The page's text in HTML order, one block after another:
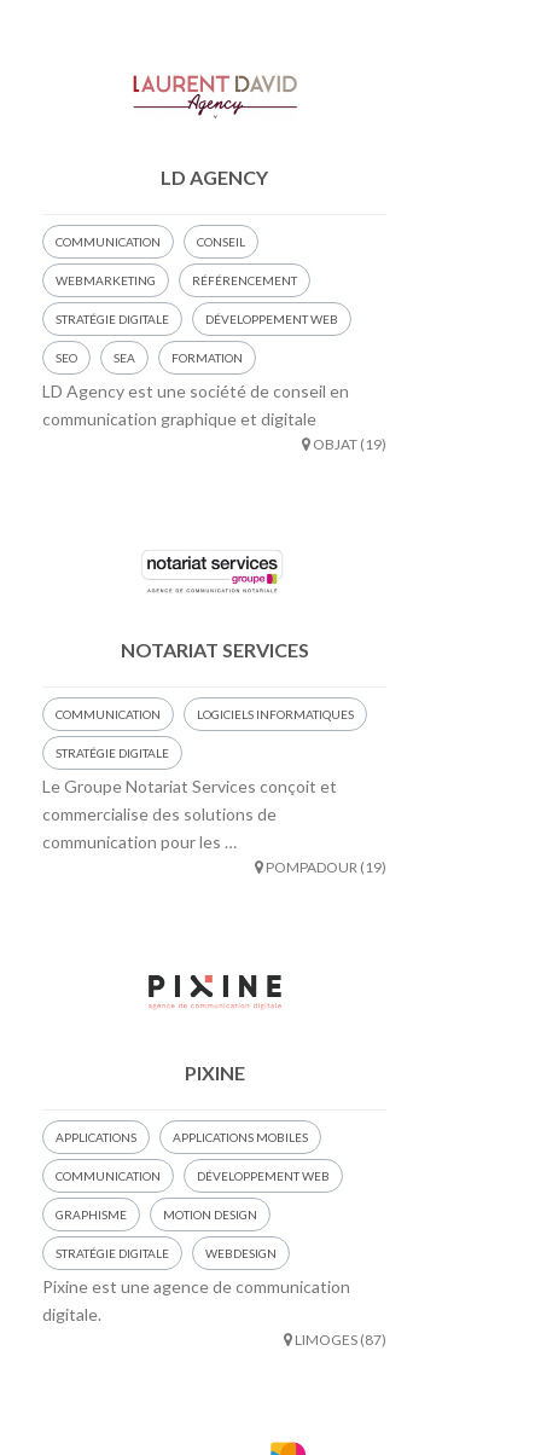
LD AGENCY
COMMUNICATION CONSEIL
WEBMARKETING RÉFÉRENCEMENT
STRATÉGIE DIGITALE DÉVELOPPEMENT WEB
SEO SEA FORMATION
LD Agency est une société de conseil en
communication graphique et digitale
OBJAT (19)
NOTARIAT SERVICES
COMMUNICATION LOGICIELS INFORMATIQUES
STRATÉGIE DIGITALE
Le Groupe Notariat Services conçoit et
commercialise des solutions de
communication pour les …
POMPADOUR (19)
PIXINE
APPLICATIONS APPLICATIONS MOBILES
COMMUNICATION DÉVELOPPEMENT WEB
GRAPHISME MOTION DESIGN
STRATÉGIE DIGITALE WEBDESIGN
Pixine est une agence de communication
digitale.
LIMOGES (87)